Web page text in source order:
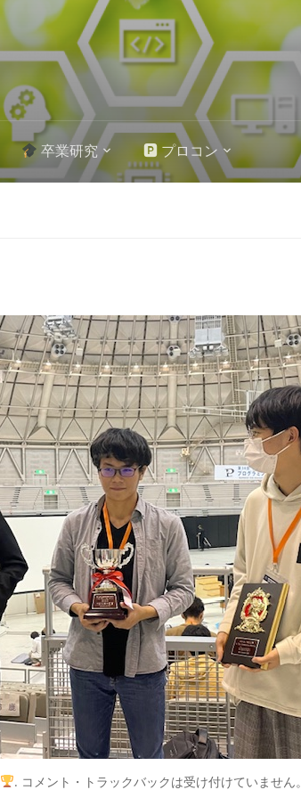
卒業研究 🅿 プロコン
. コメント・トラックバックは受け付けていません。